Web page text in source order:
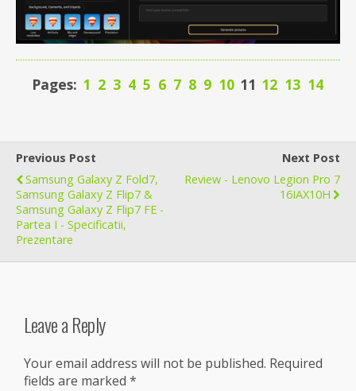
Pages: 1 2 3 4 5 6 7 8 9 10 11 12 13 14
Previous Post
Samsung Galaxy Z Fold7,
Samsung Galaxy Z Flip7 &
Samsung Galaxy Z Flip7 FE -
Partea I - Specificatii,
Prezentare
Next Post
Review - Lenovo Legion Pro 7
16IAX10H
Leave a Reply
Your email address will not be published. Required
fields are marked *